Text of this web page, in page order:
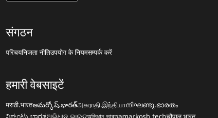
संगठन
परिचयनिजता नीतिउपयोग के नियमसम्पर्क करें
हमारी वेबसाइटें
मराठी.भारतఅమర్కోష్.భారత్அகராதி.இந்தியாനിഘണ്ടു.ഭാരതം